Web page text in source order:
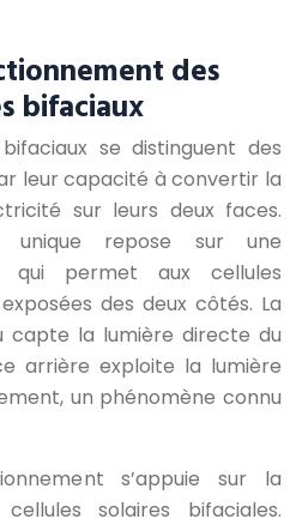
des
bifaciaux
se distinguent des
leur capacité à convertir la
sur leurs deux faces.
unique repose sur une
qui permet aux cellules
des deux côtés. La
capte la lumière directe du
arrière exploite la lumière
un phénomène connu
s’appuie sur la
solaires bifaciales.